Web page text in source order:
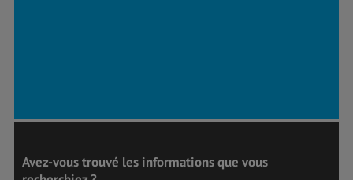
Avez-vous trouvé les informations que vous